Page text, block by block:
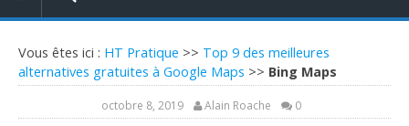
Vous êtes ici : HT Pratique >> Top 9 des meilleures
alternatives gratuites à Google Maps >> Bing Maps
octobre 8, 2019 Alain Roache 0